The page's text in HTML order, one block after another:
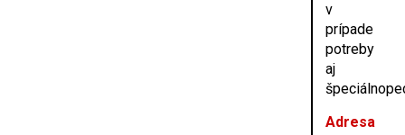
v
prípade
potreby
aj
Adresa